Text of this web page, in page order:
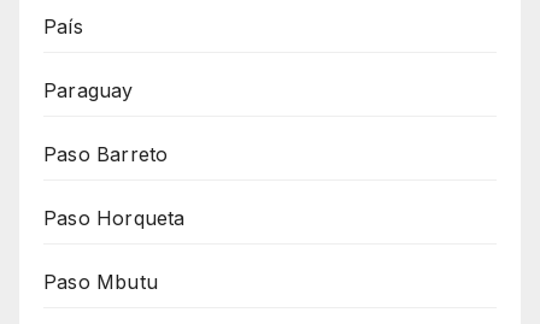
País
Paraguay
Paso Barreto
Paso Horqueta
Paso Mbutu